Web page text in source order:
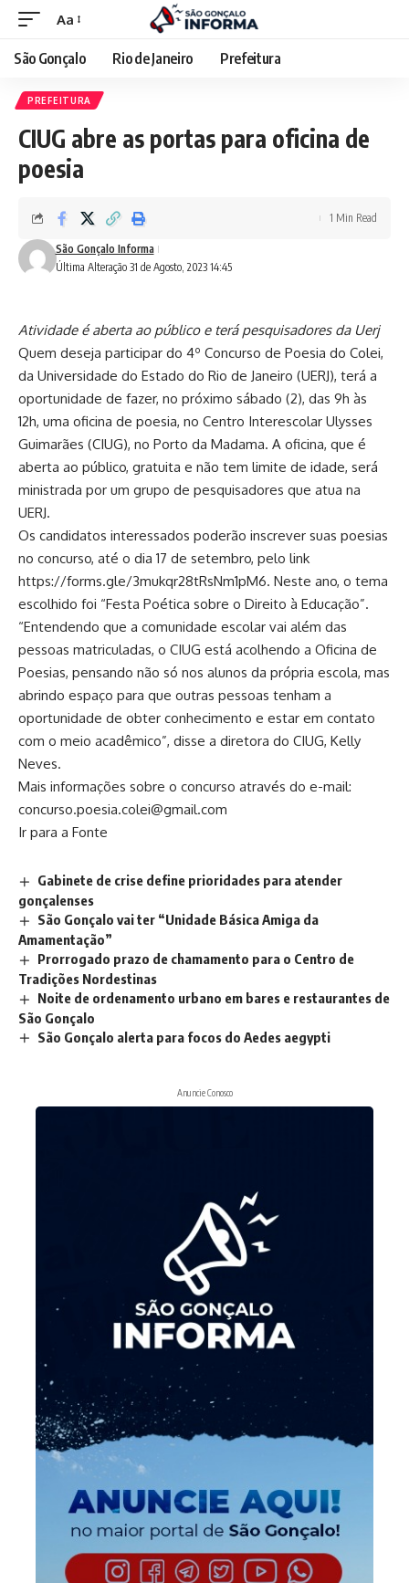
Aa
São Gonçalo Rio de Janeiro Prefeitura
PREFEITURA
CIUG abre as portas para oficina de
poesia
Última Alteração 31 de Agosto, 2023 14:45
São Gonçalo Informa
1 Min Read
Atividade é aberta ao público e terá pesquisadores da Uerj
Quem deseja participar do 4º Concurso de Poesia do Colei,
da Universidade do Estado do Rio de Janeiro (UERJ), terá a
oportunidade de fazer, no próximo sábado (2), das 9h às
12h, uma oficina de poesia, no Centro Interescolar Ulysses
Guimarães (CIUG), no Porto da Madama. A oficina, que é
aberta ao público, gratuita e não tem limite de idade, será
ministrada por um grupo de pesquisadores que atua na
UERJ.
Os candidatos interessados poderão inscrever suas poesias
no concurso, até o dia 17 de setembro, pelo link
https://forms.gle/3mukqr28tRsNm1pM6. Neste ano, o tema
escolhido foi “Festa Poética sobre o Direito à Educação”.
“Entendendo que a comunidade escolar vai além das
pessoas matriculadas, o CIUG está acolhendo a Oficina de
Poesias, pensando não só nos alunos da própria escola, mas
abrindo espaço para que outras pessoas tenham a
oportunidade de obter conhecimento e estar em contato
com o meio acadêmico”, disse a diretora do CIUG, Kelly
Neves.
Mais informações sobre o concurso através do e-mail:
concurso.poesia.colei@gmail.com
Ir para a Fonte
Gabinete de crise define prioridades para atender
gonçalenses
São Gonçalo vai ter “Unidade Básica Amiga da
Amamentação”
Prorrogado prazo de chamamento para o Centro de
Tradições Nordestinas
Noite de ordenamento urbano em bares e restaurantes de
São Gonçalo
São Gonçalo alerta para focos do Aedes aegypti
Anuncie Conosco